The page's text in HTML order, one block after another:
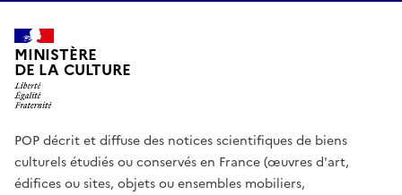
MINISTÈRE
DE LA CULTURE
POP décrit et diffuse des notices scientifiques de biens
culturels étudiés ou conservés en France (œuvres d'art,
édifices ou sites, objets ou ensembles mobiliers,